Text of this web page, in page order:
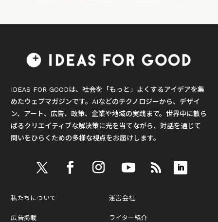
IDEAS FOR GOODは、社会を「もっと」よくするアイデアを集
めたウェブマガジンです。AIなどのテクノロジーから、デザイ
ン、アート、広告、政策、企業や地域の実践まで。世界中に散ら
ばるクリエイティブな解決策に光を当てながら、対話を通じて
問いをひらくための多様な視点をお届けします。
私たちについて
広告掲載
運営会社
ライター紹介